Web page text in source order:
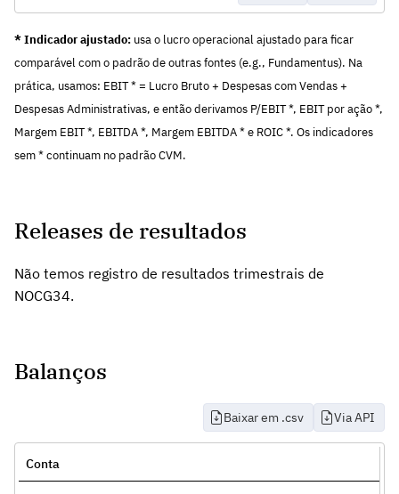
* Indicador ajustado: usa o lucro operacional ajustado para ficar
comparável com o padrão de outras fontes (e.g., Fundamentus). Na
prática, usamos: EBIT * = Lucro Bruto + Despesas com Vendas +
Despesas Administrativas, e então derivamos P/EBIT *, EBIT por ação *,
Margem EBIT *, EBITDA *, Margem EBITDA * e ROIC *. Os indicadores
sem * continuam no padrão CVM.
Releases de resultados
Não temos registro de resultados trimestrais de
NOCG34.
Balanços
Baixar em .csv Via API
Conta